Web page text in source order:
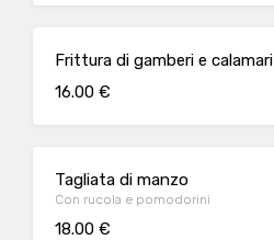
Frittura di gamberi e calamari
16.00 €
Tagliata di manzo
Con rucola e pomodorini
18.00 €